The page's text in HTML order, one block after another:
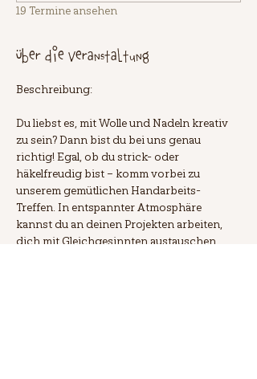
19 Termine ansehen
Über die Veranstaltung
Beschreibung:
Du liebst es, mit Wolle und Nadeln kreativ
zu sein? Dann bist du bei uns genau
richtig! Egal, ob du strick- oder
häkelfreudig bist – komm vorbei zu
unserem gemütlichen Handarbeits-
Treffen. In entspannter Atmosphäre
kannst du an deinen Projekten arbeiten,
dich mit Gleichgesinnten austauschen